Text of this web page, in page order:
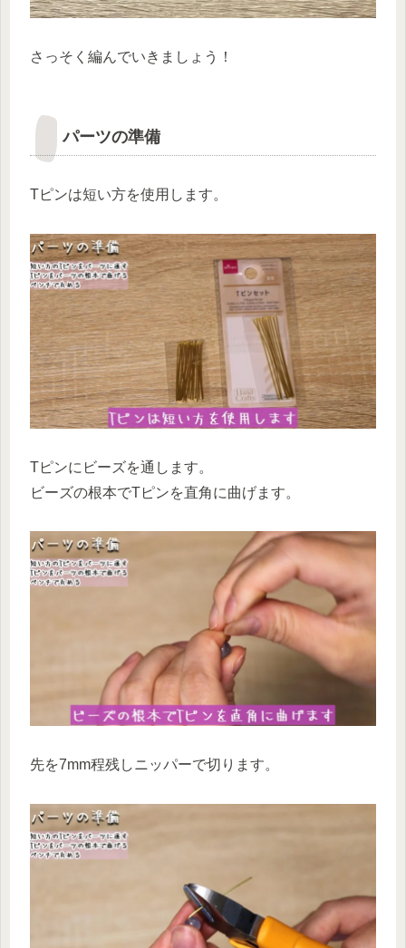
さっそく編んでいきましょう！
パーツの準備
Tピンは短い方を使用します。
Tピンにビーズを通します。
ビーズの根本でTピンを直角に曲げます。
先を7mm程残しニッパーで切ります。